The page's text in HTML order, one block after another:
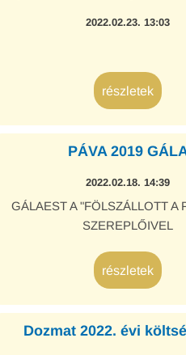
2022.02.23. 13:03
részletek
PÁVA 2019
2022.02.18. 14:39
GÁLAEST A "FÖLSZÁLLOTT A
SZEREPLŐIVEL
részletek
Dozmat 2022. évi